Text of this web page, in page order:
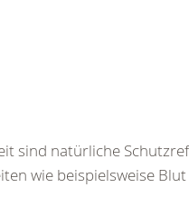
sind natürliche
wie beispielsweise